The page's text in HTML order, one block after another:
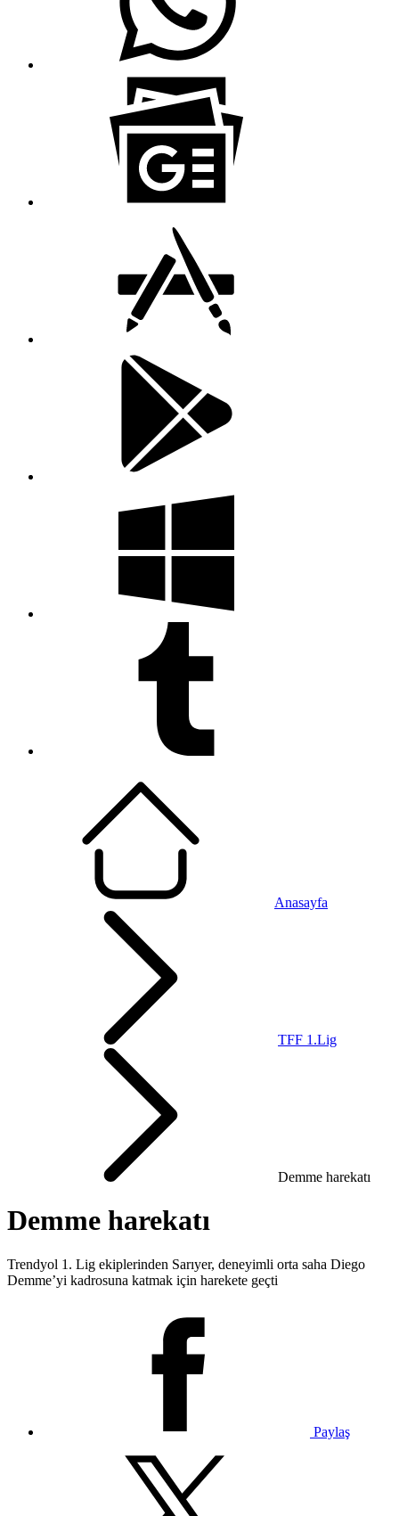
Anasayfa
TFF 1.Lig
Demme harekatı
Demme harekatı
Trendyol 1. Lig ekiplerinden Sarıyer, deneyimli orta saha Diego
Demme’yi kadrosuna katmak için harekete geçti
Paylaş